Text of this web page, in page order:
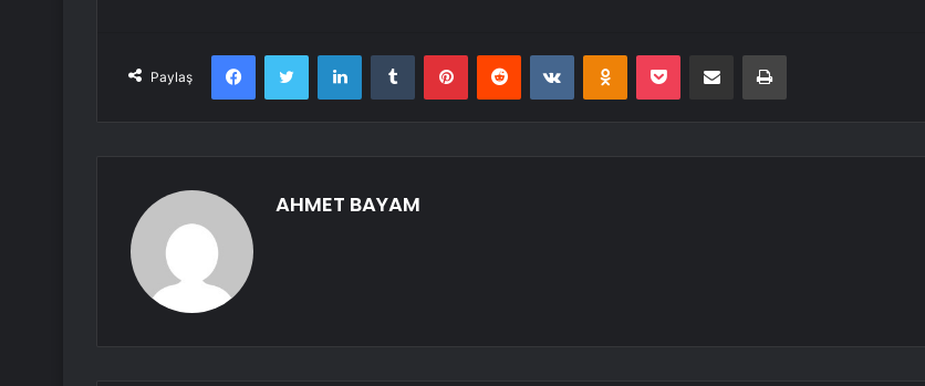
Paylaş
FacebookTwitter LinkedInTumblr PinterestReddit VKontakteOdnoklassniki
Pocket E-Posta ile paylaş Yazdır
AHMET BAYAM